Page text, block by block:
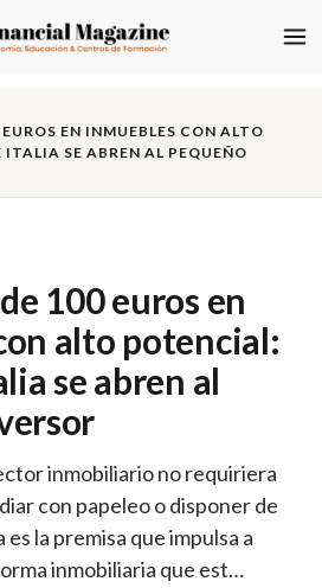
EN INMUEBLES CON ALTO
SE ABREN AL PEQUEÑO
100 euros en
alto potencial:
se abren al
inmobiliario no requiriera
con papeleo o disponer de
es la premisa que impulsa a
inmobiliaria que est…